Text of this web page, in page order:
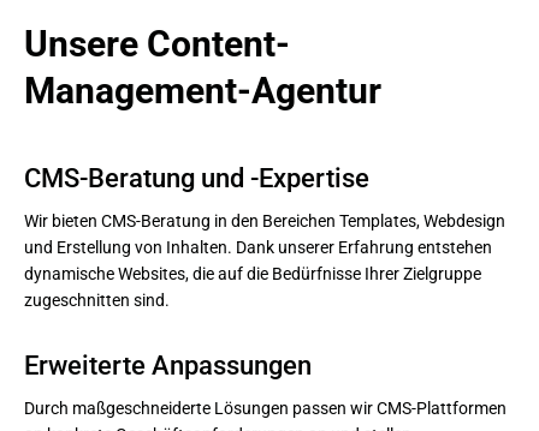
Unsere Content-
Management-Agentur
CMS-Beratung und -Expertise
Wir bieten CMS-Beratung in den Bereichen Templates, Webdesign
und Erstellung von Inhalten. Dank unserer Erfahrung entstehen
dynamische Websites, die auf die Bedürfnisse Ihrer Zielgruppe
zugeschnitten sind.
Erweiterte Anpassungen
Durch maßgeschneiderte Lösungen passen wir CMS-Plattformen